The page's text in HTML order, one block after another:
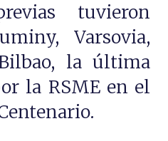
tuvieron
Varsovia,
la última
la RSME en el